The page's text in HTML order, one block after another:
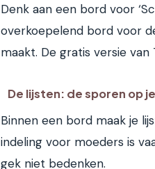
Denk aan een bord voor
overkoepelend bord voor
maakt. De gratis versie
De lijsten: de sporen op
Binnen een bord maak je
indeling voor moeders is
gek niet bedenken.